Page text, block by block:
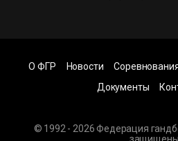
© 1992 - 2026 Федерация
защищены.
О ФГР Новости
Документы